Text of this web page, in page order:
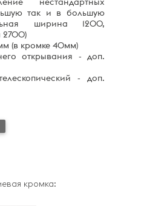
так и в большую
ширина 1200,
2700)
(в кромке 40мм)
открывания - доп.
- доп.
кромка: